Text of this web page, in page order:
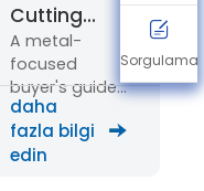
Cutting
Machine for
Metal: Full
Buyer’s
Guide
A metal-
focused
buyer's guide
to laser cutting
machines:
material
daha
fazla bilgi
edin
Sorgulama